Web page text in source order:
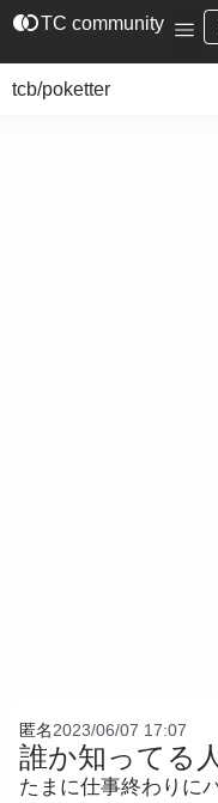
join_leftTC community
tcb/poketter
匿名2023/06/07 17:07
誰か知ってる
たまに仕事終わりに